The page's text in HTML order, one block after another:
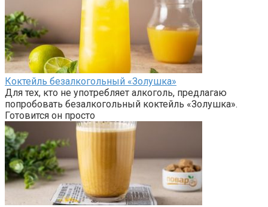
Коктейль безалкогольный «Золушка»
Для тех, кто не употребляет алкоголь, предлагаю
попробовать безалкогольный коктейль «Золушка».
Готовится он просто